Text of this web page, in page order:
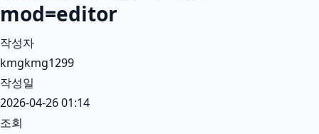
mod=editor
작성자
kmgkmg1299
작성일
2026-04-26 01:14
조회